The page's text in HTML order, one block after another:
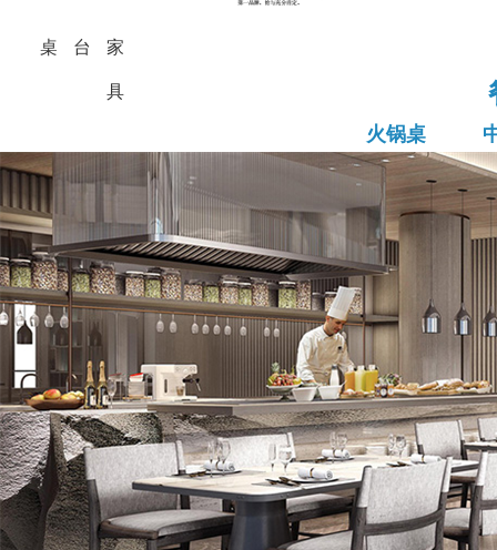
桌 台 家
具
火锅桌